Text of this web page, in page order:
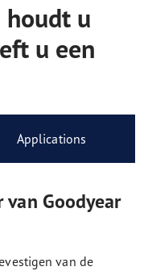
houdt u
u een
Applications
Goodyear
van de